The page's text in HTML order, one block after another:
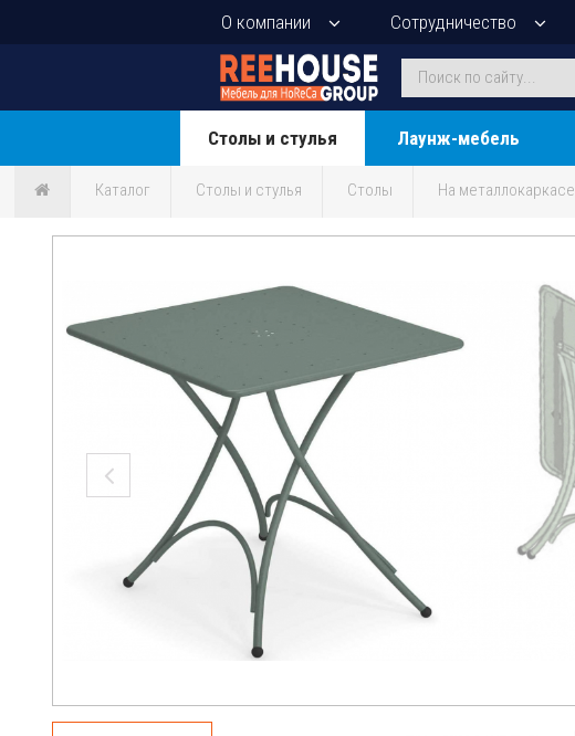
О компании Сотрудничество
Столы и стулья Лаунж-мебель
Каталог Столы и стулья Столы На металлокаркасе